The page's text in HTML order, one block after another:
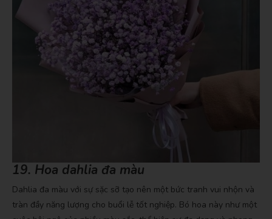
19. Hoa dahlia đa màu
Dahlia đa màu với sự sặc sỡ tạo nên một bức tranh vui nhộn và
tràn đầy năng lượng cho buổi lễ tốt nghiệp. Bó hoa này như một